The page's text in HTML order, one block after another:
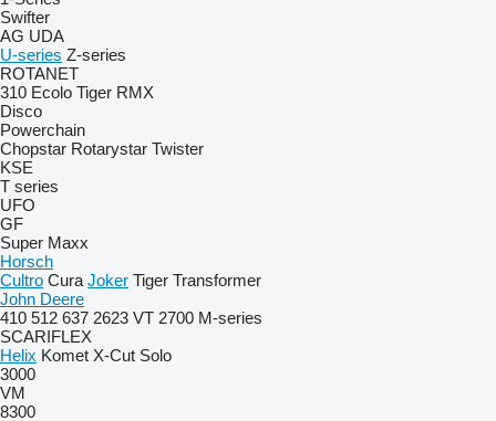
Swifter
AG UDA
U-series Z-series
ROTANET
310 Ecolo Tiger RMX
Disco
Powerchain
Chopstar Rotarystar Twister
KSE
T series
UFO
GF
Super Maxx
Horsch
Cultro Cura Joker Tiger Transformer
John Deere
410 512 637 2623 VT 2700 M-series
SCARIFLEX
Helix Komet X-Cut Solo
3000
VM
8300